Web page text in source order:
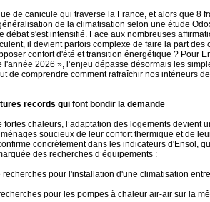
de canicule qui traverse la France, et alors que 8
de la climatisation selon une étude
débat s'est intensifié. Face aux nombreuses
il devient parfois complexe de faire la part des
confort d'été et transition énergétique ? Pour
l'année 2026 », l’enjeu dépasse désormais les
de comprendre comment rafraîchir nos intérieurs
records qui font bondir la demande
fortes chaleurs, l’adaptation des logements devient
soucieux de leur confort thermique et de
concrètement dans les indicateurs d'Ensol,
des recherches d’équipements :
recherches pour l'installation d'une climatisation
pour les pompes à chaleur air-air sur la